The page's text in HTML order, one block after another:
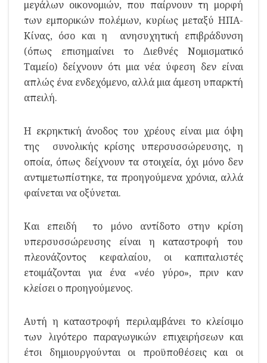
μεγάλων οικονομιών, που παίρνουν τη μορφή
των εμπορικών πολέμων, κυρίως μεταξύ ΗΠΑ-
Κίνας, όσο και η ανησυχητική επιβράδυνση
(όπως επισημαίνει το Διεθνές Νομισματικό
Ταμείο) δείχνουν ότι μια νέα ύφεση δεν είναι
απλώς ένα ενδεχόμενο, αλλά μια άμεση υπαρκτή
απειλή.
Η εκρηκτική άνοδος του χρέους είναι μια όψη
της συνολικής κρίσης υπερσυσσώρευσης, η
οποία, όπως δείχνουν τα στοιχεία, όχι μόνο δεν
αντιμετωπίστηκε, τα προηγούμενα χρόνια, αλλά
φαίνεται να οξύνεται.
Και επειδή το μόνο αντίδοτο στην κρίση
υπερσυσσώρευσης είναι η καταστροφή του
πλεονάζοντος κεφαλαίου, οι καπιταλιστές
ετοιμάζονται για ένα «νέο γύρο», πριν καν
κλείσει ο προηγούμενος.
Αυτή η καταστροφή περιλαμβάνει το κλείσιμο
των λιγότερο παραγωγικών επιχειρήσεων και
έτσι δημιουργούνται οι προϋποθέσεις και οι